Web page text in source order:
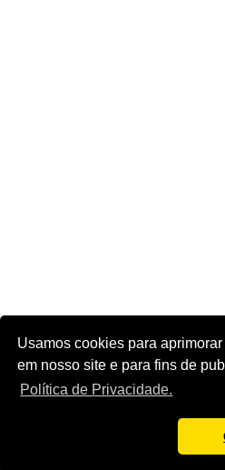
Usamos cookies para
em nosso site e para fins de
Política de Privacidade.
© 2026 - Futebol em Foco -